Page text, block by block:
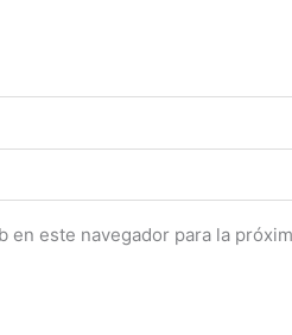
este navegador para la